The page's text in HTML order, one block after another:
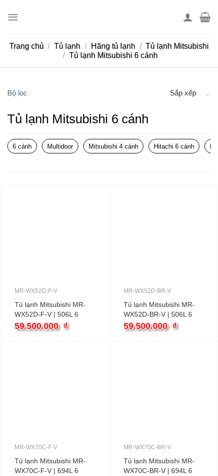
Trang chủ / Tủ lạnh / Hãng tủ lạnh / Tủ lạnh Mitsubishi
/ Tủ lạnh Mitsubishi 6 cánh
Bộ lọc Sắp xếp
Tủ lạnh Mitsubishi 6 cánh
6 cánh Multidoor Mitsubishi 4 cánh Hitachi 6 cánh
MR-WX52D-F-V
Tủ lạnh Mitsubishi MR-
WX52D-F-V | 506L 6
cánh
59.500.000 ₫
MR-WX52D-BR-V
Tủ lạnh Mitsubishi MR-
WX52D-BR-V | 506L 6
cánh
59.500.000 ₫
MR-WX70C-F-V
Tủ lạnh Mitsubishi MR-
WX70C-F-V | 694L 6
MR-WX70C-BR-V
Tủ lạnh Mitsubishi MR-
WX70C-BR-V | 694L 6